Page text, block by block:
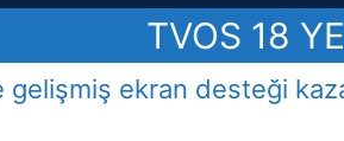
TVOS 18
ekran desteği